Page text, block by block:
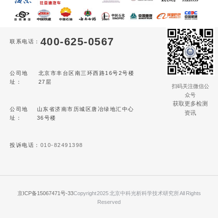
联系电话： 400-625-0567
公司地
址：
北京市丰台区南三环西路16号2号楼
27层
公司地
址：
山东省济南市历城区唐冶绿地汇中心
36号楼
投诉电话： 010-82491398
扫码关注微信公
众号
获取更多检测
资讯
京ICP备15067471号-33Copyright 2025 北京中科光析科学技术研究所 All Rights
Reserved